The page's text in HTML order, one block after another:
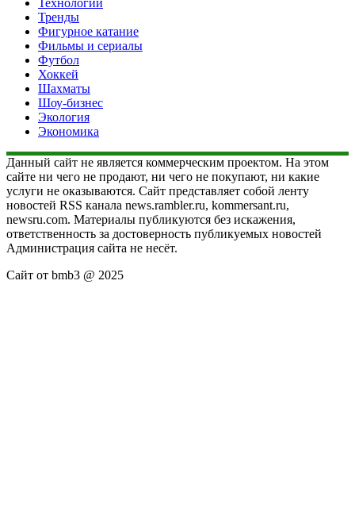
Тренды
Фигурное катание
Фильмы и сериалы
Футбол
Хоккей
Шахматы
Шоу-бизнес
Экология
Экономика
Данный сайт не является коммерческим проектом. На этом
сайте ни чего не продают, ни чего не покупают, ни какие
услуги не оказываются. Сайт представляет собой ленту
новостей RSS канала news.rambler.ru, kommersant.ru,
newsru.com. Материалы публикуются без искажения,
ответственность за достоверность публикуемых новостей
Администрация сайта не несёт.
Сайт от bmb3 @ 2025